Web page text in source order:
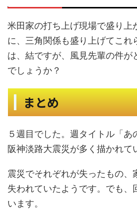
米田家の打ち上げ現場で盛り上
に、三角関係も盛り上げてこれ
は、結ですが、風見先輩の件が
でしょうか？
まとめ
５週目でした。週タイトル「あ
阪神淡路大震災が多く描かれて
震災でそれぞれが失ったもの、
失われていたようです。でも、
います。